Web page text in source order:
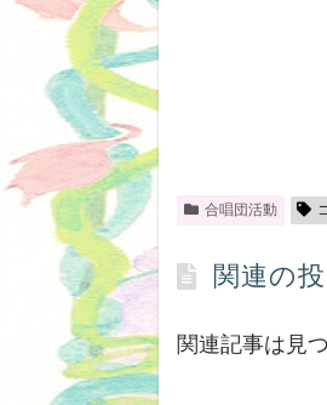
合唱団活動
関連の
関連記事は見